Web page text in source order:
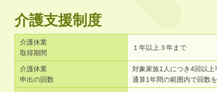
介護支援制度
介護休業
取得期間
１年以上３年まで
介護休業
申出の回数
対象家族1人につき4回以上
通算1年間の範囲内で回数